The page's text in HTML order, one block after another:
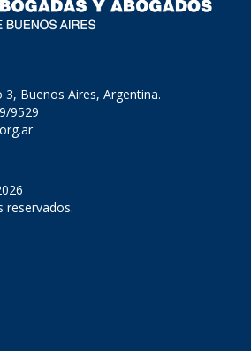
3, Buenos Aires, Argentina.
9529
reservados.